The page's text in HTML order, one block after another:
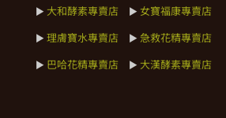
► 大和酵素專賣店 ► 女寶福康專賣店
► 理膚寶水專賣店 ► 急救花精專賣店
► 巴哈花精專賣店 ► 大漢酵素專賣店